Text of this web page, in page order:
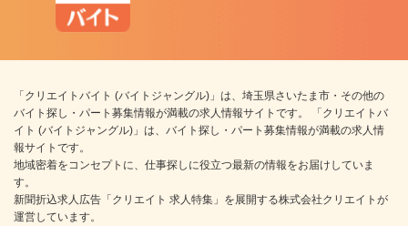
「クリエイトバイト (バイトジャングル)」は、埼玉県さいたま市・その他の
バイト探し・パート募集情報が満載の求人情報サイトです。 「クリエイトバ
イト (バイトジャングル)」は、バイト探し・パート募集情報が満載の求人情
報サイトです。
地域密着をコンセプトに、仕事探しに役立つ最新の情報をお届けしていま
す。
新聞折込求人広告「クリエイト 求人特集」を展開する株式会社クリエイトが
運営しています。